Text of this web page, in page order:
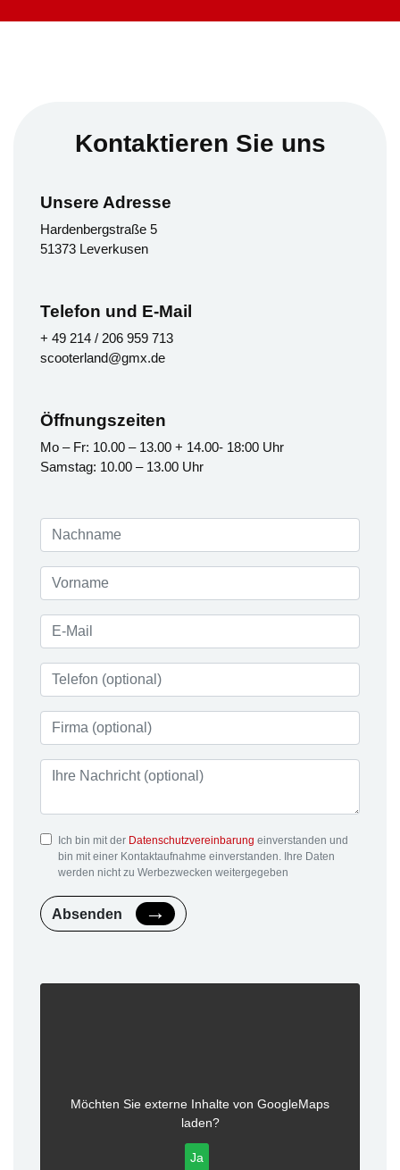
Kontaktieren Sie uns
Unsere Adresse
Hardenbergstraße 5
51373 Leverkusen
Telefon und E-Mail
+ 49 214 / 206 959 713
scooterland@gmx.de
Öffnungszeiten
Mo – Fr: 10.00 – 13.00 + 14.00- 18:00 Uhr
Samstag: 10.00 – 13.00 Uhr
Ich bin mit der Datenschutzvereinbarung einverstanden und
bin mit einer Kontaktaufnahme einverstanden. Ihre Daten
werden nicht zu Werbezwecken weitergegeben
Absenden
Möchten Sie externe Inhalte von GoogleMaps
laden?
Ja